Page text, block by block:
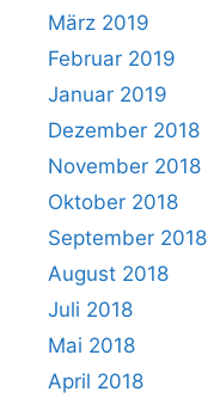
März 2019
Februar 2019
Januar 2019
Dezember 2018
November 2018
Oktober 2018
September 2018
August 2018
Juli 2018
Mai 2018
April 2018